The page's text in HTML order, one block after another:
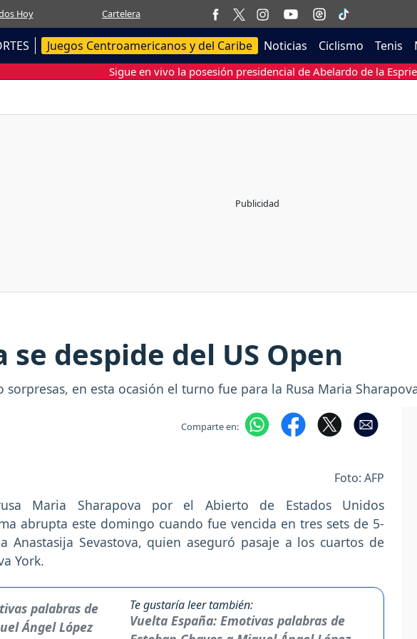
Hoy Cartelera
Juegos Centroamericanos y del Caribe Noticias Ciclismo Tenis
Sigue en vivo la posesión presidencial de Abelardo de la
se despide del US Open
sorpresas, en esta ocasión el turno fue para la Rusa Maria
Comparte en:
Foto: AFP
Maria Sharapova por el Abierto de Estados Unidos
abrupta este domingo cuando fue vencida en tres sets de 5-
Anastasija Sevastova, quien aseguró pasaje a los cuartos de
York.
Te gustaría leer también:
Vuelta España: Emotivas palabras de